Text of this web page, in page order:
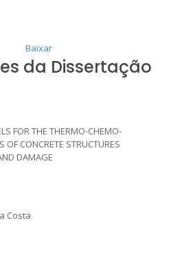
Baixar
da Dissertação
FOR THE THERMO-CHEMO-
OF CONCRETE STRUCTURES
DAMAGE
Costa